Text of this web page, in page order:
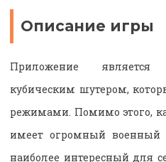
Описание игры
Приложение является
кубическим шутером,
режимами. Помимо этого,
имеет огромный военный
наиболее интересный для